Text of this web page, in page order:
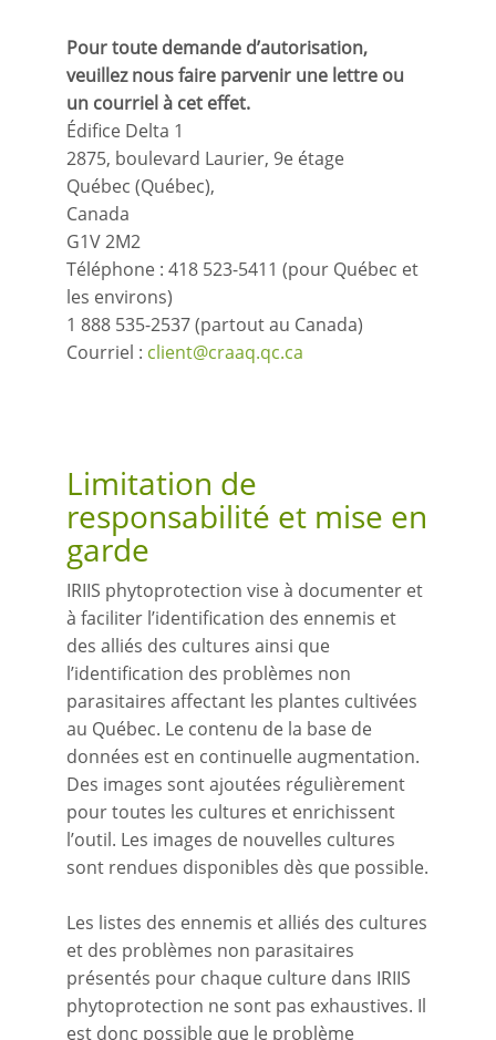
Pour toute demande d’autorisation,
veuillez nous faire parvenir une lettre ou
un courriel à cet effet.
Édifice Delta 1
2875, boulevard Laurier, 9e étage
Québec (Québec),
Canada
G1V 2M2
Téléphone : 418 523-5411 (pour Québec et
les environs)
1 888 535-2537 (partout au Canada)
Courriel : client@craaq.qc.ca
Limitation de
responsabilité et mise en
garde
IRIIS phytoprotection vise à documenter et
à faciliter l’identification des ennemis et
des alliés des cultures ainsi que
l’identification des problèmes non
parasitaires affectant les plantes cultivées
au Québec. Le contenu de la base de
données est en continuelle augmentation.
Des images sont ajoutées régulièrement
pour toutes les cultures et enrichissent
l’outil. Les images de nouvelles cultures
sont rendues disponibles dès que possible.
Les listes des ennemis et alliés des cultures
et des problèmes non parasitaires
présentés pour chaque culture dans IRIIS
phytoprotection ne sont pas exhaustives. Il
est donc possible que le problème